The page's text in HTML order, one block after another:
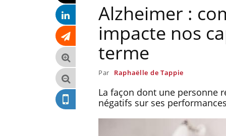
Alzheimer :
impacte nos
terme
Par Raphaëlle de Tappie
La façon dont une personne
négatifs sur ses